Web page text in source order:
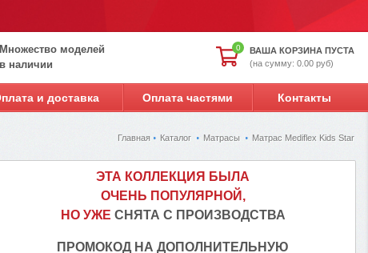
0
ВАША КОРЗИНА ПУСТА
(на сумму: 0.00 руб)
Множество моделей
в наличии
и доставка Оплата частями Контакты
Главная Каталог Матрасы Матрас Mediflex Kids Star
ЭТА КОЛЛЕКЦИЯ БЫЛА
ОЧЕНЬ ПОПУЛЯРНОЙ,
НО УЖЕ СНЯТА С ПРОИЗВОДСТВА
ПРОМОКОД НА ДОПОЛНИТЕЛЬНУЮ